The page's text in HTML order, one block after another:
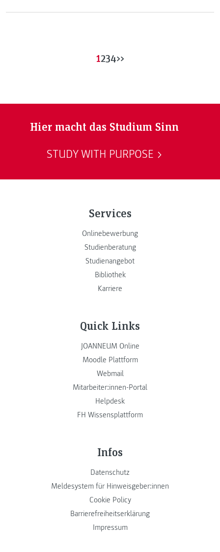
1234>>
Hier macht das Studium Sinn
STUDY WITH PURPOSE
Services
Onlinebewerbung
Studienberatung
Studienangebot
Bibliothek
Karriere
Quick Links
JOANNEUM Online
Moodle Plattform
Webmail
Mitarbeiter:innen-Portal
Helpdesk
FH Wissensplattform
Infos
Datenschutz
Meldesystem für Hinweisgeber:innen
Cookie Policy
Barrierefreiheitserklärung
Impressum